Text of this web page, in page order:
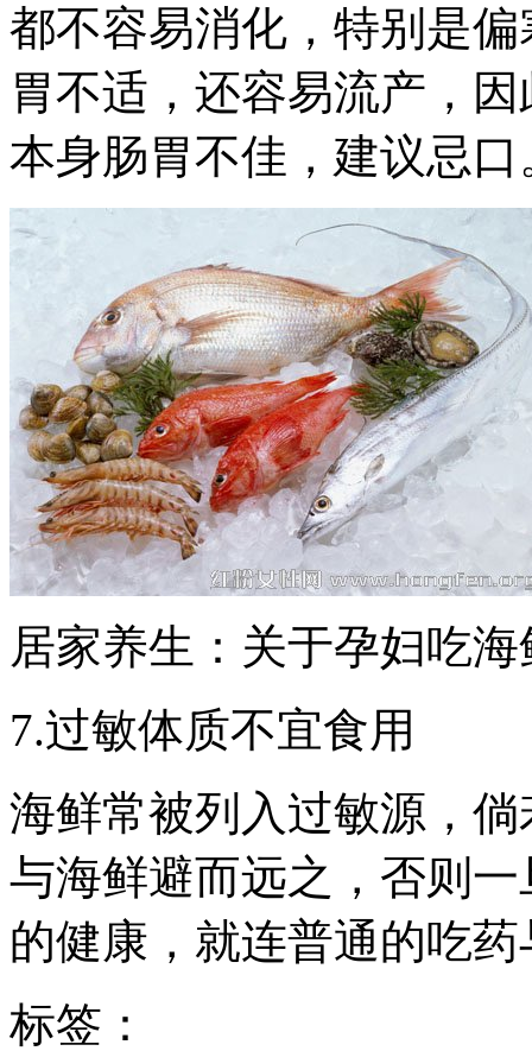
都不容易消化，特别是
胃不适，还容易流产，
本身肠胃不佳，建议忌口
居家养生：关于孕妇吃
7.过敏体质不宜食用
海鲜常被列入过敏源，
与海鲜避而远之，否则
的健康，就连普通的吃
标签：